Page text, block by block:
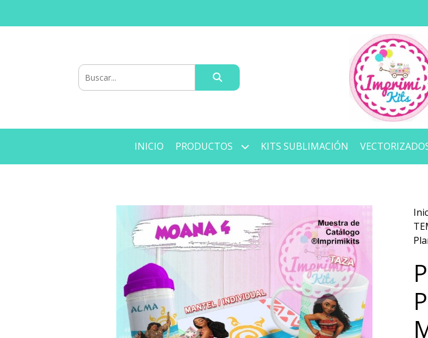
INICIO PRODUCTOS KITS SUBLIMACIÓN